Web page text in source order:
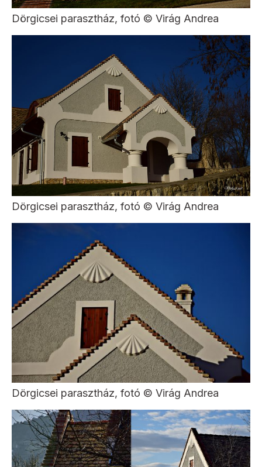
Dörgicsei parasztház, fotó © Virág Andrea
Dörgicsei parasztház, fotó © Virág Andrea
Dörgicsei parasztház, fotó © Virág Andrea